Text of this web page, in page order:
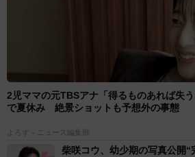
2児ママの元TBSアナ「得るものあれば失
で夏休み 絶景ショットも予想外の事態
よろず～ニュース編集部
柴咲コウ、幼少期の写真公開“